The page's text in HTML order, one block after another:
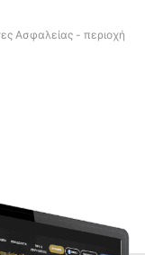
Ασφαλείας - περιοχή